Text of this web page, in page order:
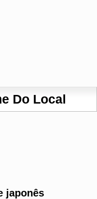
Do Local
japonês